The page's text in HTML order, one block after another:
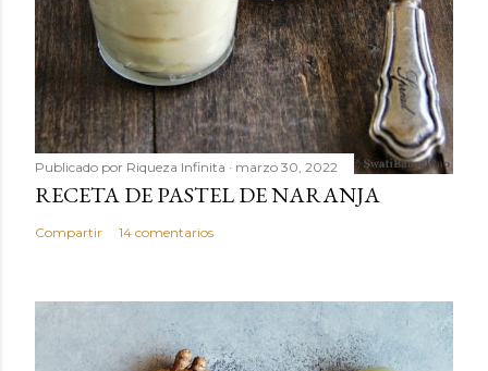
Publicado por Riqueza Infinita marzo 30, 2022
RECETA DE PASTEL DE NARANJA
Compartir 14 comentarios